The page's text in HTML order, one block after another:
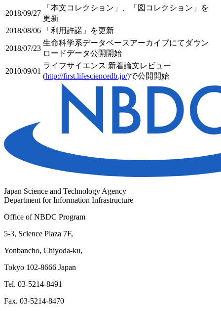
2018/09/27
「本文コレクション」、「図コレクション」を
更新
2018/08/06
「利用許諾」を更新
2018/07/23
生命科学系データベースアーカイブにてダウン
ロードデータ公開開始
2010/09/01
ライフサイエンス 新着論文レビュー
(http://first.lifesciencedb.jp/)で公開開始
Japan Science and Technology Agency
Department for Information Infrastructure
Office of NBDC Program
5-3, Science Plaza 7F,
Yonbancho, Chiyoda-ku,
Tokyo 102-8666 Japan
Tel. 03-5214-8491
Fax. 03-5214-8470